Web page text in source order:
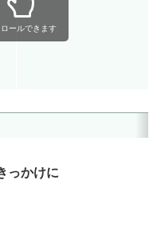
ロールできます
っかけに